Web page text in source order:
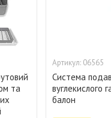
та
06565
Система
вуглекислого
балон